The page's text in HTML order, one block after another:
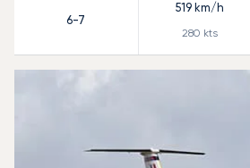
6-7
519 km/h
280 kts